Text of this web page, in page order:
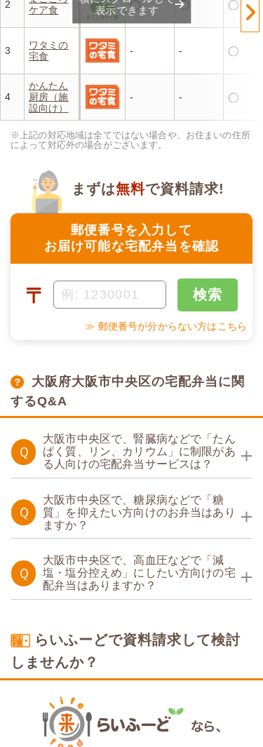
2
ケア食
◯ ◯ ◯
3
ワタミの
宅食
- - ◯
4
かんたん
厨房（施
設向け）
- - ◯
表示できます
※上記の対応地域は全てではない場合や、お住まいの住所
によって対応外の場合がございます。
郵便番号を入力して
お届け可能な宅配弁当を確認
まずは無料で資料請求!
〒 検索
≫ 郵便番号が分からない方はこちら
大阪府大阪市中央区の宅配弁当に関
するQ&A
Ｑ
大阪市中央区で、腎臓病などで「たん
ぱく質、リン、カリウム」に制限があ
る人向けの宅配弁当サービスは？
Ｑ
大阪市中央区で、糖尿病などで「糖
質」を抑えたい方向けのお弁当はあり
ますか？
糖質カロリー調整食
Ｑ
大阪市中央区で、高血圧などで「減
塩・塩分控えめ」にしたい方向けの宅
配弁当はありますか？
らいふーどで資料請求して検討
しませんか？